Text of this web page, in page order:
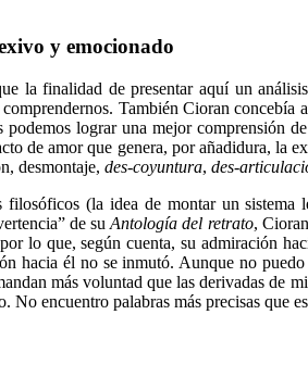
y emocionado
la finalidad de presentar aquí un
También Cioran
lograr una mejor
de amor que genera, por añadidura, la
desmontaje, des-coyuntura, des-
(la idea de montar un
de suAntología del retrato,
lo que, según cuenta, su admiración
hacia él no se inmutó. Aunque no
más voluntad que las derivadas de
encuentro palabras más precisas que